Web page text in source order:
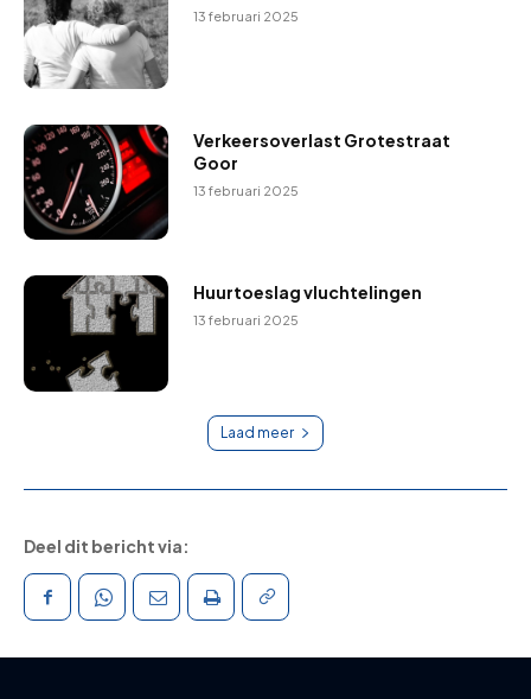
13 februari 2025
Verkeersoverlast Grotestraat
Goor
13 februari 2025
Huurtoeslag vluchtelingen
13 februari 2025
Laad meer
Deel dit bericht via: